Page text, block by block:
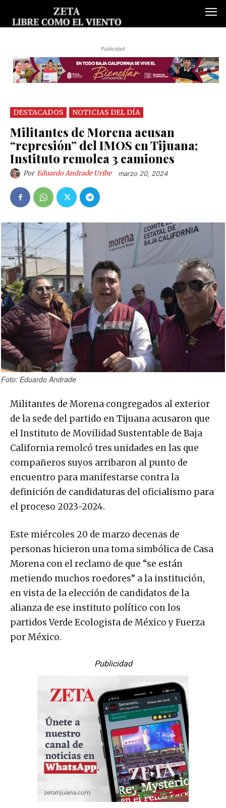
Publicidad
DESTACADOS NOTICIAS DEL DÍA
Militantes de Morena acusan
“represión” del IMOS en Tijuana;
Instituto remolca 3 camiones
Por Eduardo Andrade Uribe marzo 20, 2024
Foto: Eduardo Andrade
Militantes de Morena congregados al exterior
de la sede del partido en Tijuana acusaron que
el Instituto de Movilidad Sustentable de Baja
California remolcó tres unidades en las que
compañeros suyos arribaron al punto de
encuentro para manifestarse contra la
definición de candidaturas del oficialismo para
el proceso 2023-2024.
Este miércoles 20 de marzo decenas de
personas hicieron una toma simbólica de Casa
Morena con el reclamo de que “se están
metiendo muchos roedores” a la institución,
en vista de la elección de candidatos de la
alianza de ese instituto político con los
partidos Verde Ecologista de México y Fuerza
por México.
Publicidad